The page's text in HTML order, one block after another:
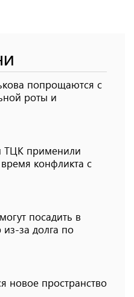
попрощаются с
роты и
ТЦК применили
конфликта с
посадить в
за долга по
новое пространство